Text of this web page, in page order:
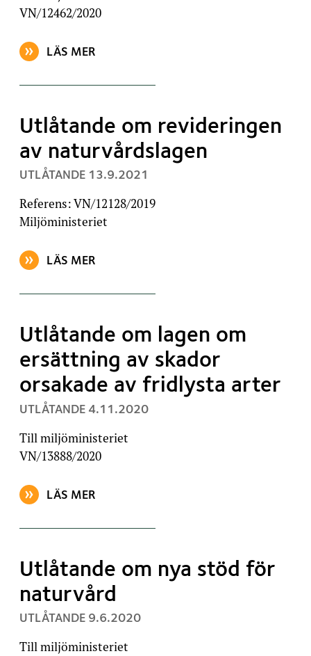
VN/12462/2020
LÄS MER
OM ARTIKELN: UTLÅTANDE TILL
Utlåtande om revideringen
av naturvårdslagen
UTLÅTANDE , PUBLICERAT:
13.9.2021
Referens: VN/12128/2019
Miljöministeriet
LÄS MER
OM ARTIKELN: UTLÅTANDE OM REVIDERINGEN AV
Utlåtande om lagen om
ersättning av skador
orsakade av fridlysta arter
UTLÅTANDE , PUBLICERAT:
4.11.2020
Till miljöministeriet
VN/13888/2020
LÄS MER
OM ARTIKELN: UTLÅTANDE OM LAGEN OM
Utlåtande om nya stöd för
naturvård
UTLÅTANDE , PUBLICERAT:
9.6.2020
Till miljöministeriet